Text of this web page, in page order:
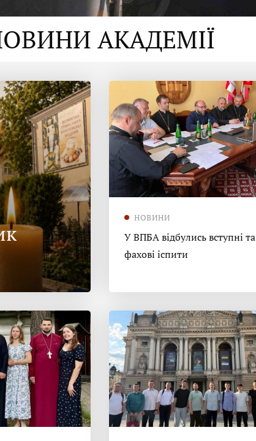
АКАДЕМІЇ
НОВИНИ
У ВПБА відбулись вступні та
фахові іспити